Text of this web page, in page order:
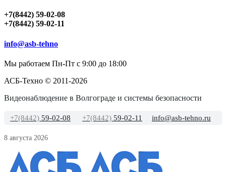
+7(8442) 59-02-08
+7(8442) 59-02-11
info@asb-tehno
Мы работаем Пн-Пт с 9:00 до 18:00
АСБ-Техно © 2011-2026
Видеонаблюдение в Волгограде и системы безопасности
+7(8442) 59-02-08 +7(8442) 59-02-11 info@asb-tehno.ru
8 августа 2026